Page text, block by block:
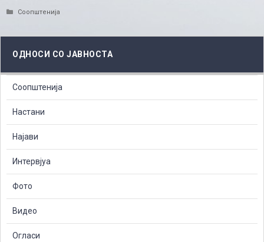
Categories
Соопштенија
ОДНОСИ СО ЈАВНОСТА
Соопштенија
Настани
Најави
Интервјуа
Фото
Видео
Огласи